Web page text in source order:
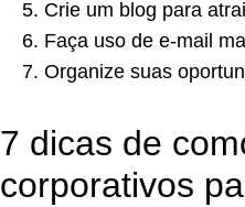
Crie um blog para
Faça uso de e-mail
Organize suas
7 dicas de
corporativos